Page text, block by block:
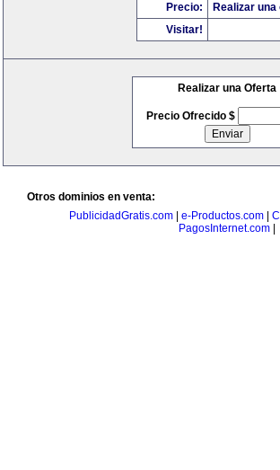
Precio:
Realizar
Visitar!
Realizar una Oferta
Precio Ofrecido $
Otros dominios en venta:
PublicidadGratis.com
e-Productos.com
PagosInternet.com